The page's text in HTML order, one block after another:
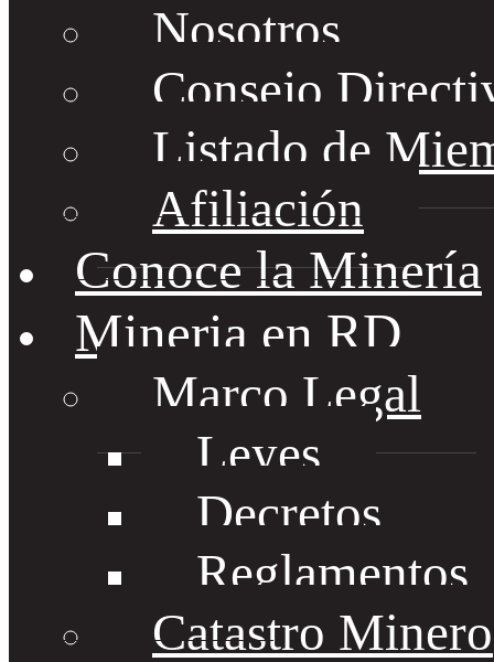
Nosotros
Consejo
Listado de
Afiliación
Conoce la Minería
Mineria en RD
Marco Legal
Leyes
Decretos
Reglamentos
Catastro Minero